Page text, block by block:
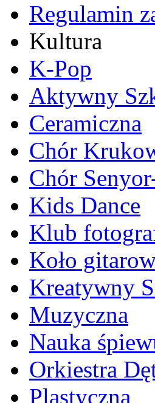
Regulamin
Kultura
K-Pop
Aktywny
Ceramiczna
Chór
Chór
Kids Dance
Klub
Koło
Kreatywny
Muzyczna
Nauka
Orkiestra
Plastyczna